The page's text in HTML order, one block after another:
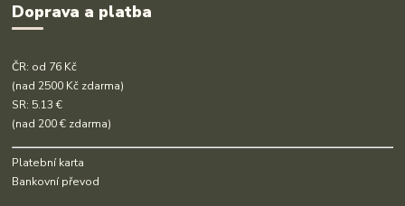
Doprava a platba
ČR: od 76 Kč
(nad 2500 Kč zdarma)
SR: 5.13 €
(nad 200 € zdarma)
Platební karta
Bankovní převod